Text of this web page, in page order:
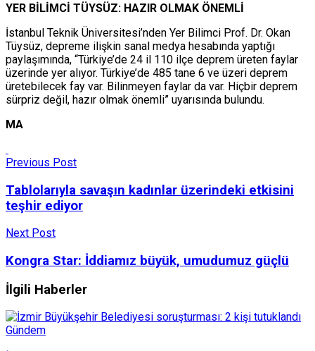
YER BİLİMCİ TÜYSÜZ: HAZIR OLMAK ÖNEMLİ
İstanbul Teknik Üniversitesi’nden Yer Bilimci Prof. Dr. Okan
Tüysüz, depreme ilişkin sanal medya hesabında yaptığı
paylaşımında, “Türkiye’de 24 il 110 ilçe deprem üreten faylar
üzerinde yer alıyor. Türkiye’de 485 tane 6 ve üzeri deprem
üretebilecek fay var. Bilinmeyen faylar da var. Hiçbir deprem
sürpriz değil, hazır olmak önemli” uyarısında bulundu.
MA
Previous Post
Tablolarıyla savaşın kadınlar üzerindeki etkisini
teşhir ediyor
Next Post
Kongra Star: İddiamız büyük, umudumuz güçlü
İlgili Haberler
Gündem